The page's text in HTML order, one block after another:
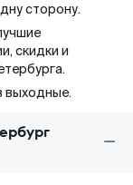
сторону.
скидки и
выходные.